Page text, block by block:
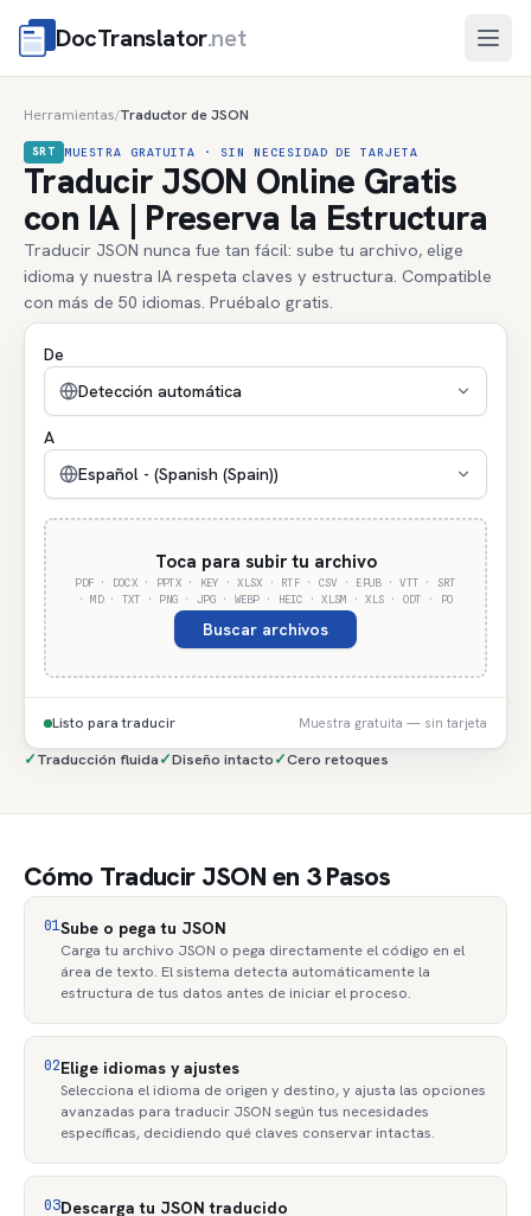
DocTranslator.net Abrir
Herramientas/Traductor de JSON
SRT MUESTRA GRATUITA · SIN NECESIDAD DE TARJETA
Traducir JSON Online Gratis
con IA | Preserva la Estructura
Traducir JSON nunca fue tan fácil: sube tu archivo, elige
idioma y nuestra IA respeta claves y estructura. Compatible
con más de 50 idiomas. Pruébalo gratis.
De
Detección automática
A
Español - (Spanish (Spain))
Toca para subir tu archivo
PDF · DOCX · PPTX · KEY · XLSX · RTF · CSV · EPUB · VTT · SRT
· MD · TXT · PNG · JPG · WEBP · HEIC · XLSM · XLS · ODT · PO
Buscar archivos
Listo para traducir Muestra gratuita — sin tarjeta
✓Traducción fluida✓Diseño intacto✓Cero retoques
Cómo Traducir JSON en 3 Pasos
01Sube o pega tu JSON
Carga tu archivo JSON o pega directamente el código en el
área de texto. El sistema detecta automáticamente la
estructura de tus datos antes de iniciar el proceso.
02Elige idiomas y ajustes
Selecciona el idioma de origen y destino, y ajusta las opciones
avanzadas para traducir JSON según tus necesidades
específicas, decidiendo qué claves conservar intactas.
03Descarga tu JSON traducido